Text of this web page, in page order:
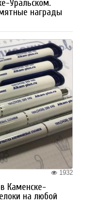
Уральском.
награды
1932
Каменске-
на любой